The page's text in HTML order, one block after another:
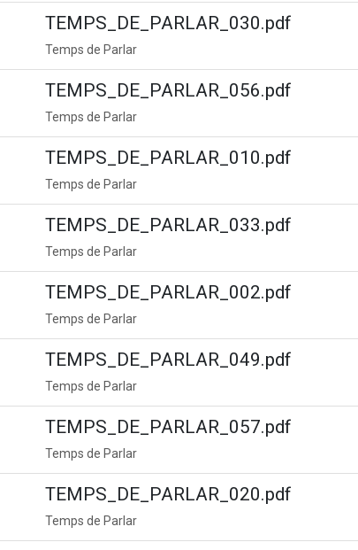
TEMPS_DE_PARLAR_030.pdf
Temps de Parlar
TEMPS_DE_PARLAR_056.pdf
Temps de Parlar
TEMPS_DE_PARLAR_010.pdf
Temps de Parlar
TEMPS_DE_PARLAR_033.pdf
Temps de Parlar
TEMPS_DE_PARLAR_002.pdf
Temps de Parlar
TEMPS_DE_PARLAR_049.pdf
Temps de Parlar
TEMPS_DE_PARLAR_057.pdf
Temps de Parlar
TEMPS_DE_PARLAR_020.pdf
Temps de Parlar